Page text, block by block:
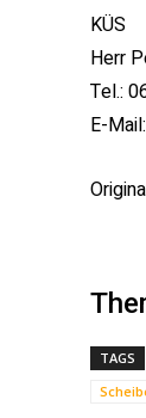
KÜS
Herr
Tel.:
E-
TAGS